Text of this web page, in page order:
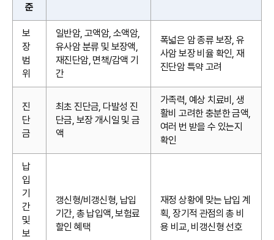
준
보
장
범
위
일반암, 고액암, 소액암,
유사암 분류 및 보장액,
재진단암, 면책/감액 기
간
폭넓은 암 종류 보장, 유
사암 보장 비율 확인, 재
진단암 특약 고려
진
단
금
최초 진단금, 다발성 진
단금, 보장 개시일 및 금
액
가족력, 예상 치료비, 생
활비 고려한 충분한 금액,
여러 번 받을 수 있는지
확인
납
입
기
간
및
보
갱신형/비갱신형, 납입
기간, 총 납입액, 보험료
할인 혜택
재정 상황에 맞는 납입 계
획, 장기적 관점의 총 비
용 비교, 비갱신형 선호